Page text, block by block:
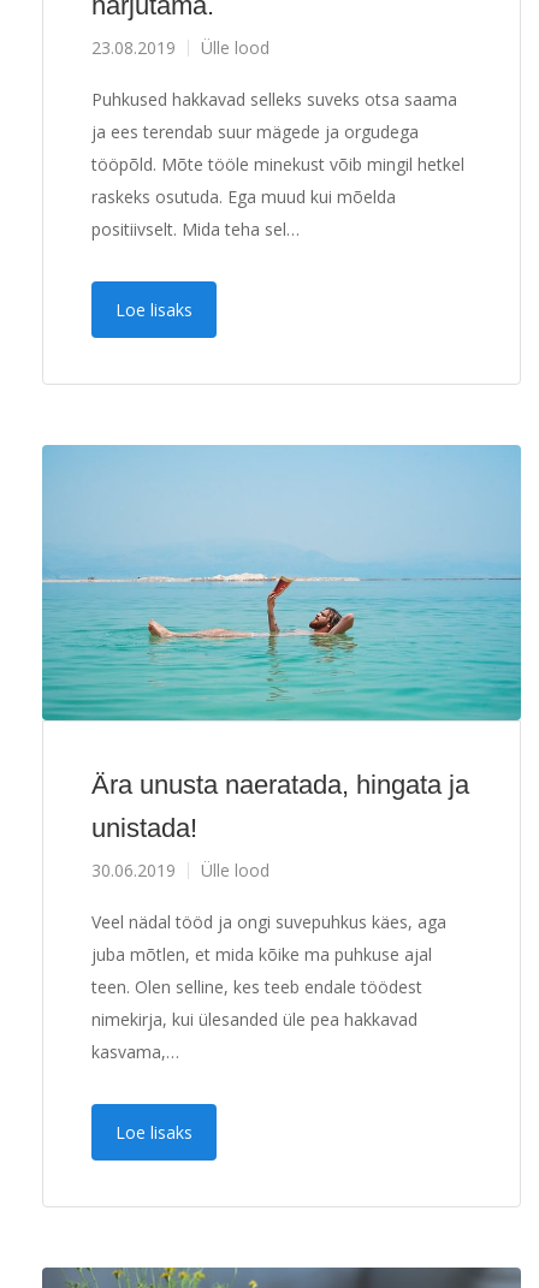
23.08.2019 Ülle lood
Puhkused hakkavad selleks suveks otsa saama
ja ees terendab suur mägede ja orgudega
tööpõld. Mõte tööle minekust võib mingil hetkel
raskeks osutuda. Ega muud kui mõelda
positiivselt. Mida teha sel…
Loe lisaks
Ära unusta naeratada, hingata ja
unistada!
30.06.2019 Ülle lood
Veel nädal tööd ja ongi suvepuhkus käes, aga
juba mõtlen, et mida kõike ma puhkuse ajal
teen. Olen selline, kes teeb endale töödest
nimekirja, kui ülesanded üle pea hakkavad
kasvama,…
Loe lisaks